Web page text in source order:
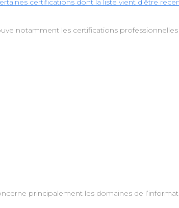
certifications dont la liste vient d’être
notamment les certifications professionnelles
principalement les domaines de